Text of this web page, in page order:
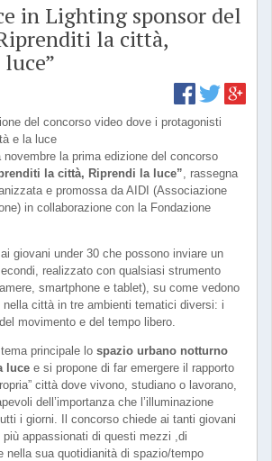
in Lighting sponsor del
la città,
del concorso video dove i protagonisti
e la luce
la prima edizione del concorso
la città, Riprendi la luce”, rassegna
e promossa da AIDI (Associazione
in collaborazione con la Fondazione
giovani under 30 che possono inviare un
realizzato con qualsiasi strumento
smartphone e tablet), su come vedono
nella città in tre ambienti tematici diversi: i
movimento e del tempo libero.
principale lo spazio urbano notturno
luce e si propone di far emergere il rapporto
città dove vivono, studiano o lavorano,
dell’importanza che l’illuminazione
i giorni. Il concorso chiede ai tanti giovani
appassionati di questi mezzi ,di
nella sua quotidianità di spazio/tempo